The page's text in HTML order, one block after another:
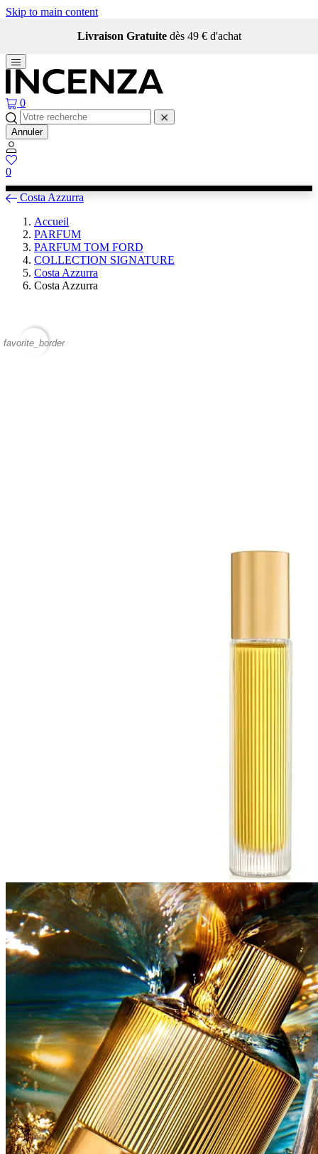
Skip to main content
Livraison Gratuite dès 49 € d'achat
0
Annuler
0
Costa Azzurra
Accueil
PARFUM
PARFUM TOM FORD
COLLECTION SIGNATURE
Costa Azzurra
Costa Azzurra
favorite_border